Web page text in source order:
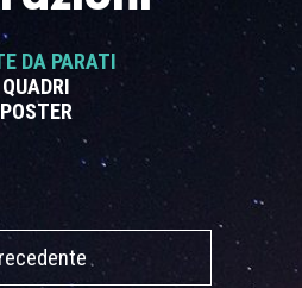
DA PARATI
QUADRI
POSTER